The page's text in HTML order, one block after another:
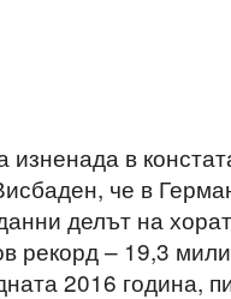
изненада в
че в
делът на
рекорд – 19,3
2016 година,